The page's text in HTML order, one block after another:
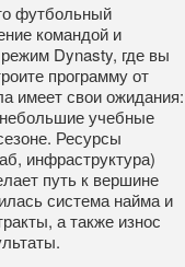
футбольный
командой и
Dynasty, где вы
программу от
имеет свои ожидания:
учебные
Ресурсы
инфраструктура)
путь к вершине
система найма и
а также износ